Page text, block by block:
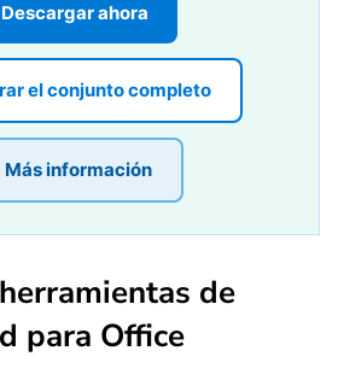
ahora
el conjunto completo
Más información
de
para Office